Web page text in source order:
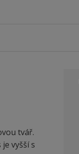
tvář.
vyšší s